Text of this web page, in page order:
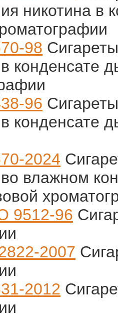
никотина в
98
конденсате
96
конденсате
2024
влажном
9512-96
2007
2012